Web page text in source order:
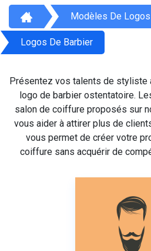
Modèles De Logos
Logos De Barbier
Présentez vos talents de styliste
logo de barbier ostentatoire.
salon de coiffure proposés sur
vous aider à attirer plus de
vous permet de créer votre
coiffure sans acquérir de